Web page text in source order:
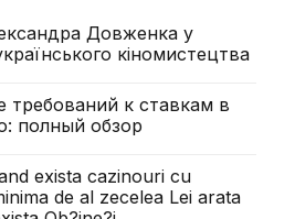
Довженка у
кіномистецтва
требований к ставкам в
полный обзор
exista cazinouri cu
de al zecelea Lei arata